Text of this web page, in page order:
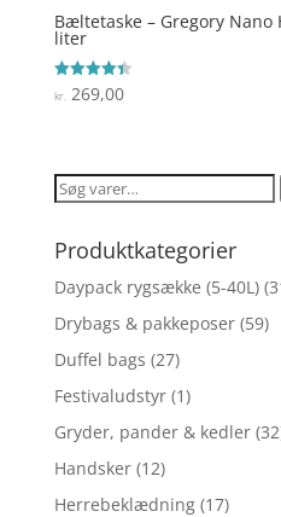
Bæltetaske – Gregory Nano
liter
Vurderet
4.4
kr. 269,00
Søg
Produktkategorier
Daypack rygsække (5-40L)
Drybags & pakkeposer (59)
Duffel bags (27)
Festivaludstyr (1)
Gryder, pander & kedler
Handsker (12)
Herrebeklædning (17)